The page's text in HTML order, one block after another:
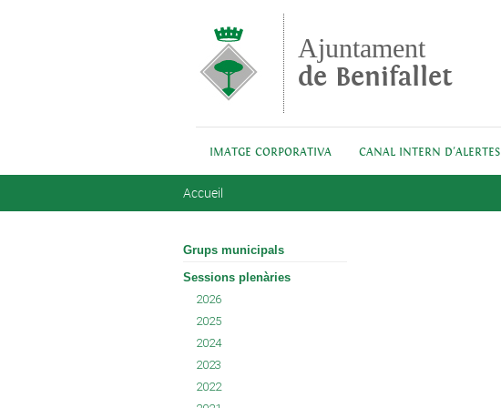
Ajuntament
de Benifallet
IMATGE CORPORATIVA CANAL INTERN D'ALERTES
Accueil
Grups municipals
Sessions plenàries
2026
2025
2024
2023
2022